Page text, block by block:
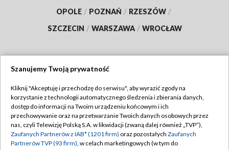
OPOLE / POZNAŃ / RZESZÓW /
SZCZECIN / WARSZAWA / WROCŁAW
TVP
Abonament TVP
Emisja w TVP
Regulamin TVP
Polityka prywatności
Szanujemy Twoją prywatność
Kliknij "Akceptuję i przechodzę do serwisu", aby wyrazić zgody na
korzystanie z technologii automatycznego śledzenia i zbierania danych,
dostęp do informacji na Twoim urządzeniu końcowym i ich
przechowywanie oraz na przetwarzanie Twoich danych osobowych przez
nas, czyli Telewizję Polską S.A. w likwidacji (zwaną dalej również „TVP”),
Zaufanych Partnerów z IAB* (1201 firm) oraz pozostałych Zaufanych
Partnerów TVP (93 firm), w celach marketingowych (w tym do